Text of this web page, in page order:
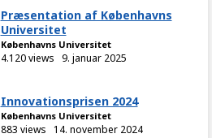
Præsentation af Københavns
Universitet
Københavns Universitet
4.120 views 9. januar 2025
Innovationsprisen 2024
Københavns Universitet
883 views 14. november 2024